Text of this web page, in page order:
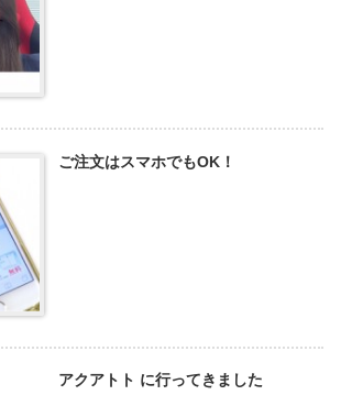
ご注文はスマホでもOK！
アクアトト に行ってきました